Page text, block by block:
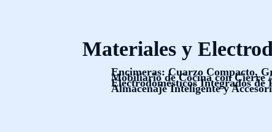
Materiales y
Encimeras: Cuarzo Compacto,
Mobiliario de Cocina con Cierre
Electrodomésticos Integrados de
Almacenaje Inteligente y